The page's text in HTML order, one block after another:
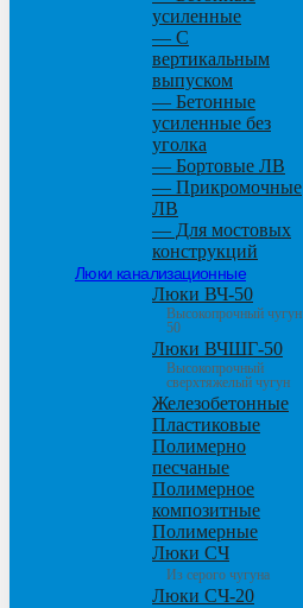
усиленные
— С
вертикальным
выпуском
— Бетонные
усиленные без
уголка
— Бортовые ЛВ
— Прикромочные
ЛВ
— Для мостовых
конструкций
Люки канализационные
Люки ВЧ-50
Высокопрочный чугун
50
Люки ВЧШГ-50
Высокопрочный
сверхтяжелый чугун
Железобетонные
Пластиковые
Полимерно
песчаные
Полимерное
композитные
Полимерные
Люки СЧ
Из серого чугуна
Люки СЧ-20